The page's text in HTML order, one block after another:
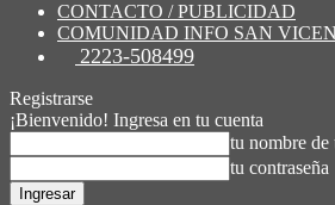
CONTACTO / PUBLICIDAD
COMUNIDAD INFO SAN
2223-508499
Registrarse
¡Bienvenido! Ingresa en tu cuenta
tu nombre de
tu contraseña